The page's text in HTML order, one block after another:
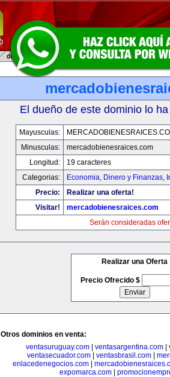
El dueño de este dominio lo
Mayusculas:
Minusculas:
mercadobienesraices.com
Longitud:
19 caracteres
Categorias:
Economia, Dinero y Finanzas,
Precio:
Realizar una oferta!
Visitar!
mercadobienesraices.com
Serán consideradas
Realizar una Oferta
Precio Ofrecido $
Otros dominios en venta:
ventasuruguay.com| ventasargentina.com|
ventasecuador.com| ventasbrasil.com|
enlacedenegocios.com|
expomarca.com|